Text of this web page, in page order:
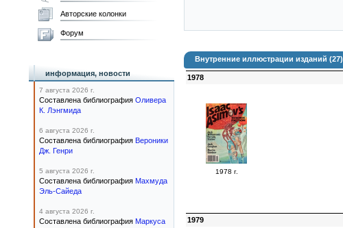
Внутренние иллюстрации изданий (27)
1978
1978 г.
1979
Авторские колонки
Форум
информация, новости
7 августа 2026 г.
Составлена библиография Оливера
К. Лэнгмида
6 августа 2026 г.
Составлена библиография Вероники
Дж. Генри
5 августа 2026 г.
Составлена библиография Махмуда
Эль-Сайеда
4 августа 2026 г.
Составлена библиография Маркуса